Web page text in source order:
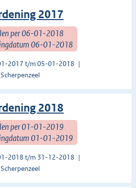
2017
per 06-01-2018
06-01-2018
2017 t/m 05-01-2018
2018
per 01-01-2019
01-01-2019
2018 t/m 31-12-2018